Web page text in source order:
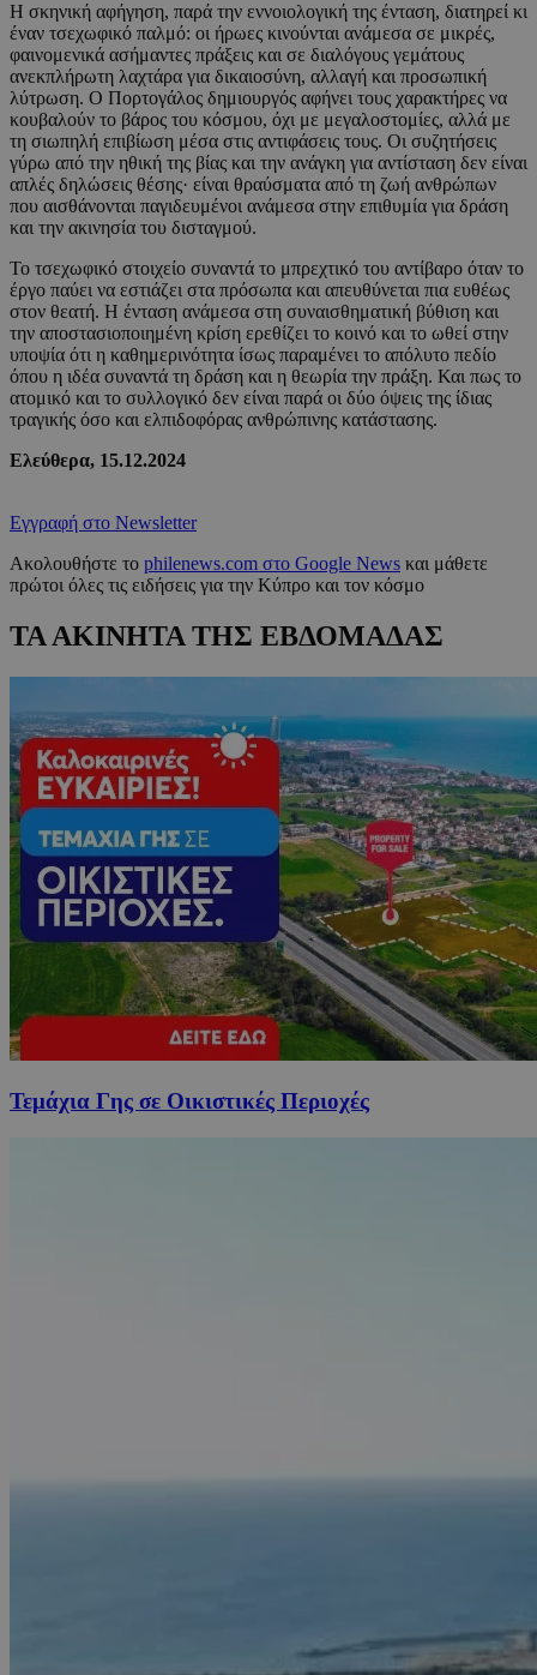
Η σκηνική αφήγηση, παρά την εννοιολογική της ένταση, διατηρεί κι
έναν τσεχωφικό παλμό: οι ήρωες κινούνται ανάμεσα σε μικρές,
φαινομενικά ασήμαντες πράξεις και σε διαλόγους γεμάτους
ανεκπλήρωτη λαχτάρα για δικαιοσύνη, αλλαγή και προσωπική
λύτρωση. Ο Πορτογάλος δημιουργός αφήνει τους χαρακτήρες να
κουβαλούν το βάρος του κόσμου, όχι με μεγαλοστομίες, αλλά με
τη σιωπηλή επιβίωση μέσα στις αντιφάσεις τους. Οι συζητήσεις
γύρω από την ηθική της βίας και την ανάγκη για αντίσταση δεν είναι
απλές δηλώσεις θέσης· είναι θραύσματα από τη ζωή ανθρώπων
που αισθάνονται παγιδευμένοι ανάμεσα στην επιθυμία για δράση
και την ακινησία του δισταγμού.
Το τσεχωφικό στοιχείο συναντά το μπρεχτικό του αντίβαρο όταν το
έργο παύει να εστιάζει στα πρόσωπα και απευθύνεται πια ευθέως
στον θεατή. Η ένταση ανάμεσα στη συναισθηματική βύθιση και
την αποστασιοποιημένη κρίση ερεθίζει το κοινό και το ωθεί στην
υποψία ότι η καθημερινότητα ίσως παραμένει το απόλυτο πεδίο
όπου η ιδέα συναντά τη δράση και η θεωρία την πράξη. Και πως το
ατομικό και το συλλογικό δεν είναι παρά οι δύο όψεις της ίδιας
τραγικής όσο και ελπιδοφόρας ανθρώπινης κατάστασης.
Ελεύθερα, 15.12.2024
Εγγραφή στο Newsletter
Ακολουθήστε το philenews.com στο Google News και μάθετε
πρώτοι όλες τις ειδήσεις για την Κύπρο και τον κόσμο
ΤΑ ΑΚΙΝΗΤΑ ΤΗΣ ΕΒΔΟΜΑΔΑΣ
Τεμάχια Γης σε Οικιστικές Περιοχές